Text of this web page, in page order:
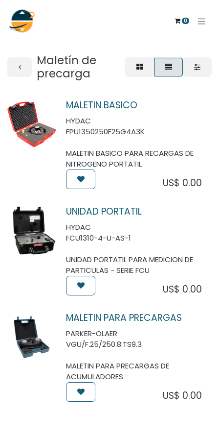
0
Maletín de
precarga
MALETIN BASICO
HYDAC
FPU1350250F25G4A3K
MALETIN BASICO PARA RECARGAS DE
NITROGENO PORTATIL
US$ 0.00
UNIDAD PORTATIL
HYDAC
FCU1310-4-U-AS-1
UNIDAD PORTATIL PARA MEDICION DE
PARTICULAS - SERIE FCU
US$ 0.00
MALETIN PARA PRECARGAS
PARKER-OLAER
VGU/F.25/250.8.TS9.3
MALETIN PARA PRECARGAS DE
ACUMULADORES
US$ 0.00